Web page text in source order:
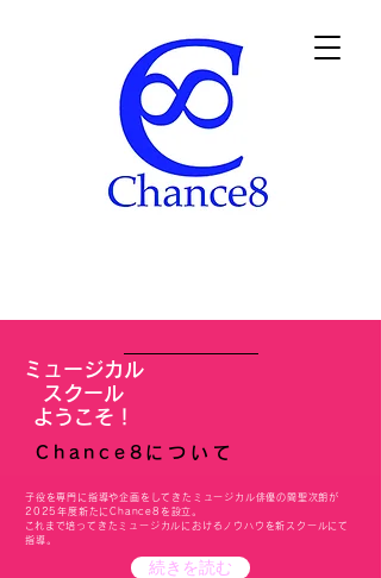
ミュージカル
スクール
​ようこそ！
Chance8について
子役を専門に指導や企画をしてきたミュージカル俳優の間聖次朗が
2025年度新たにChance8を設立。
​これまで培ってきたミュージカルにおけるノウハウを新スクールにて
指導。
続きを読む